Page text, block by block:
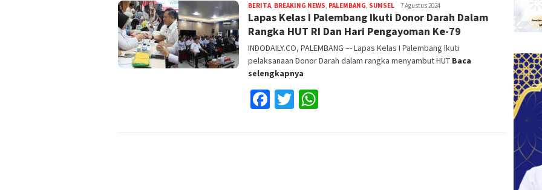
BERITA, BREAKING NEWS, PALEMBANG, SUMSEL Reza
Fajri
7 Agustus 2024
Lapas Kelas I Palembang Ikuti Donor Darah Dalam
Rangka HUT RI Dan Hari Pengayoman Ke-79
INDODAILY.CO, PALEMBANG –- Lapas Kelas I Palembang Ikuti
pelaksanaan Donor Darah dalam rangka menyambut HUT Baca
selengkapnya
Facebook
Twitter